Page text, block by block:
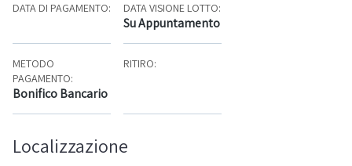
DATA DI PAGAMENTO: DATA VISIONE LOTTO:
Su Appuntamento
METODO
PAGAMENTO:
Bonifico Bancario
RITIRO:
Localizzazione